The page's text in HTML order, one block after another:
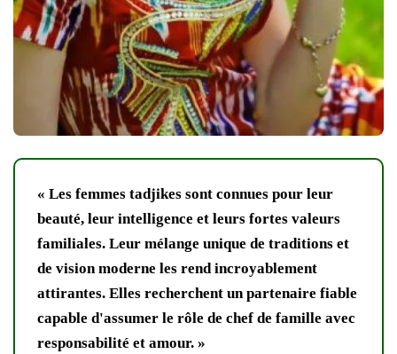
« Les femmes tadjikes sont connues pour leur
beauté, leur intelligence et leurs fortes valeurs
familiales. Leur mélange unique de traditions et
de vision moderne les rend incroyablement
attirantes. Elles recherchent un partenaire fiable
capable d'assumer le rôle de chef de famille avec
responsabilité et amour. »